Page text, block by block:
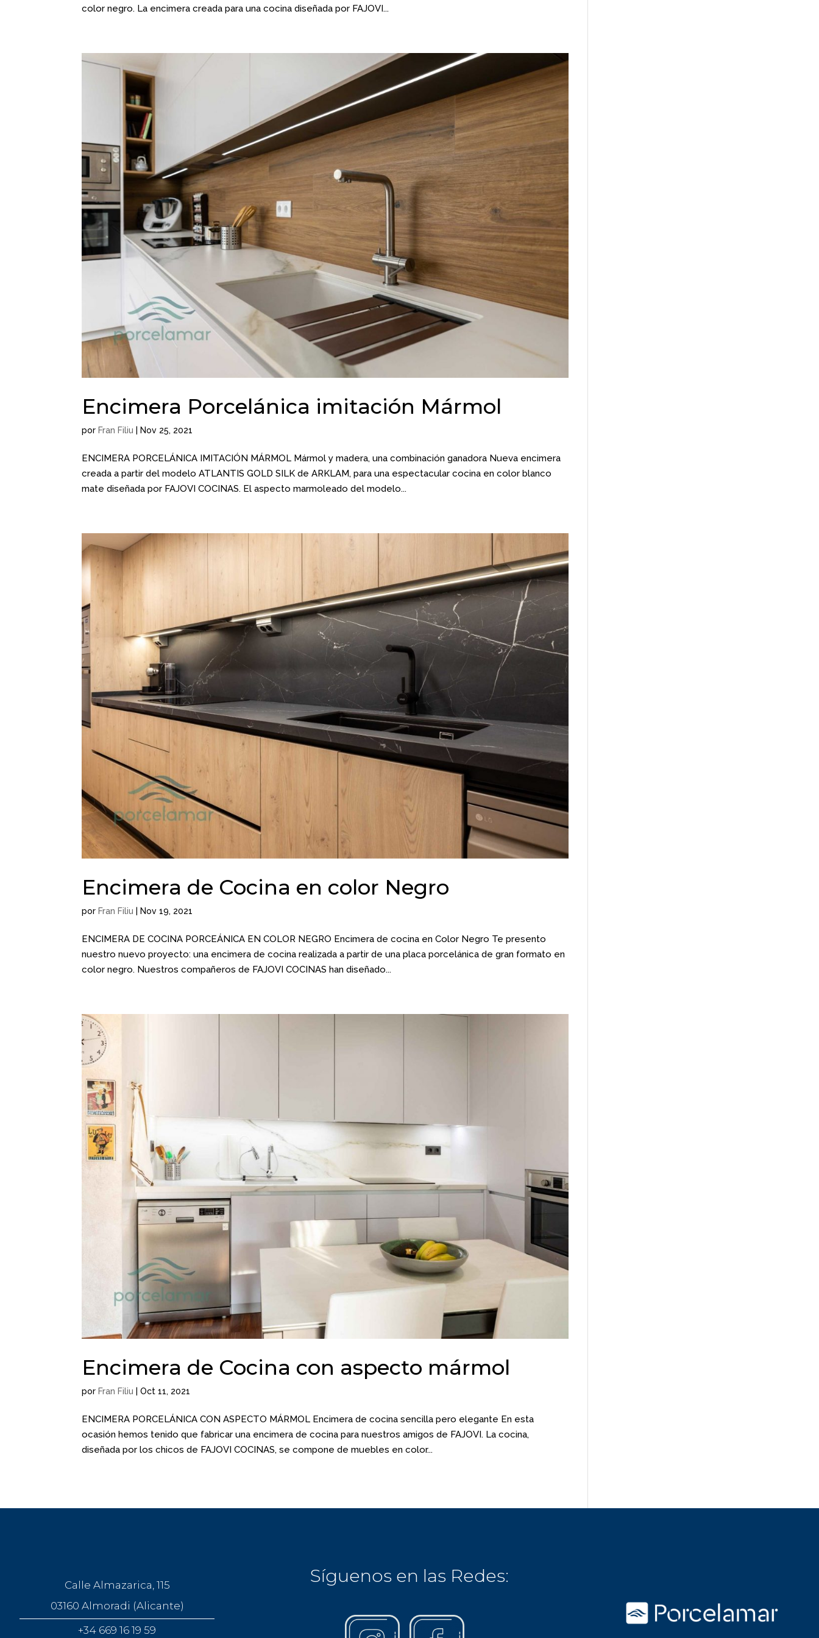
color negro. La encimera creada para una cocina diseñada por FAJOVI...
Encimera Porcelánica imitación Mármol
por Fran Filiu Nov 25, 2021
ENCIMERA PORCELÁNICA IMITACIÓN MÁRMOL Mármol y madera, una combinación ganadora Nueva encimera
creada a partir del modelo ATLANTIS GOLD SILK de ARKLAM, para una espectacular cocina en color blanco
mate diseñada por FAJOVI COCINAS. El aspecto marmoleado del modelo...
Encimera de Cocina en color Negro
por Fran Filiu Nov 19, 2021
ENCIMERA DE COCINA PORCEÁNICA EN COLOR NEGRO Encimera de cocina en Color Negro Te presento
nuestro nuevo proyecto: una encimera de cocina realizada a partir de una placa porcelánica de gran formato en
color negro. Nuestros compañeros de FAJOVI COCINAS han diseñado...
Encimera de Cocina con aspecto mármol
por Fran Filiu |Oct 11, 2021
ENCIMERA PORCELÁNICA CON ASPECTO MÁRMOL Encimera de cocina sencilla pero elegante En esta
ocasión hemos tenido que fabricar una encimera de cocina para nuestros amigos de FAJOVI. La cocina,
diseñada por los chicos de FAJOVI COCINAS, se compone de muebles en color...
Calle Almazarica, 115
03160 Almoradi (Alicante)
+34 669 16 19 59
Síguenos en las Redes: